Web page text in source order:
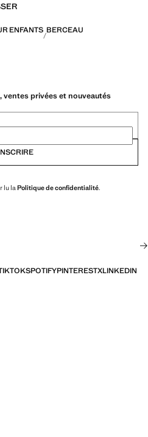
ENFANTS BERCEAU
ventes privées et nouveautés
lu laPolitique de confidentialité.
SPOTIFYPINTERESTXLINKEDIN